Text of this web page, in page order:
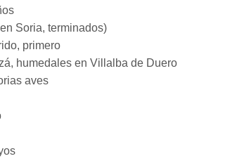
Soria, terminados)
primero
humedales en Villalba de Duero
aves